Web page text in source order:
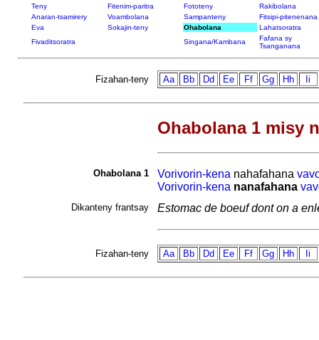
Teny Fitenim-paritra Fototeny
Rakibolana
Anaran-tsamirery
Voambolana Sampanteny
Fitsipi-pitenenana
Eva
Sokajin-teny Ohabolana
Lahatsoratra
Fivaditsoratra
Singana/Kambana
Fafana sy
Tsanganana
Fizahan-teny Aa Bb Dd Ee Ff Gg Hh Ii
Ohabolana 1 misy
Ohabolana 1 Vorivorin-kena nahafahana
Vorivorin-kena nanafahana
Dikanteny frantsay Estomac de boeuf dont on a
Fizahan-teny Aa Bb Dd Ee Ff Gg Hh Ii